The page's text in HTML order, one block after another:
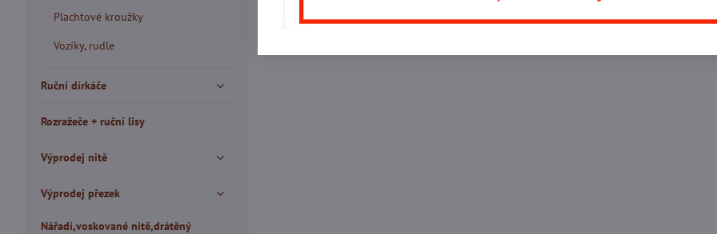
Plachtové kroužky
Vozíky, rudle
Ruční dírkáče
Rozražeče + ruční lisy
Výprodej nitě
Výprodej přezek
Nářadí,voskované nitě,drátěný